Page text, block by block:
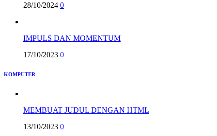
28/10/2024 0
IMPULS DAN MOMENTUM
17/10/2023 0
KOMPUTER
MEMBUAT JUDUL DENGAN HTML
13/10/2023 0